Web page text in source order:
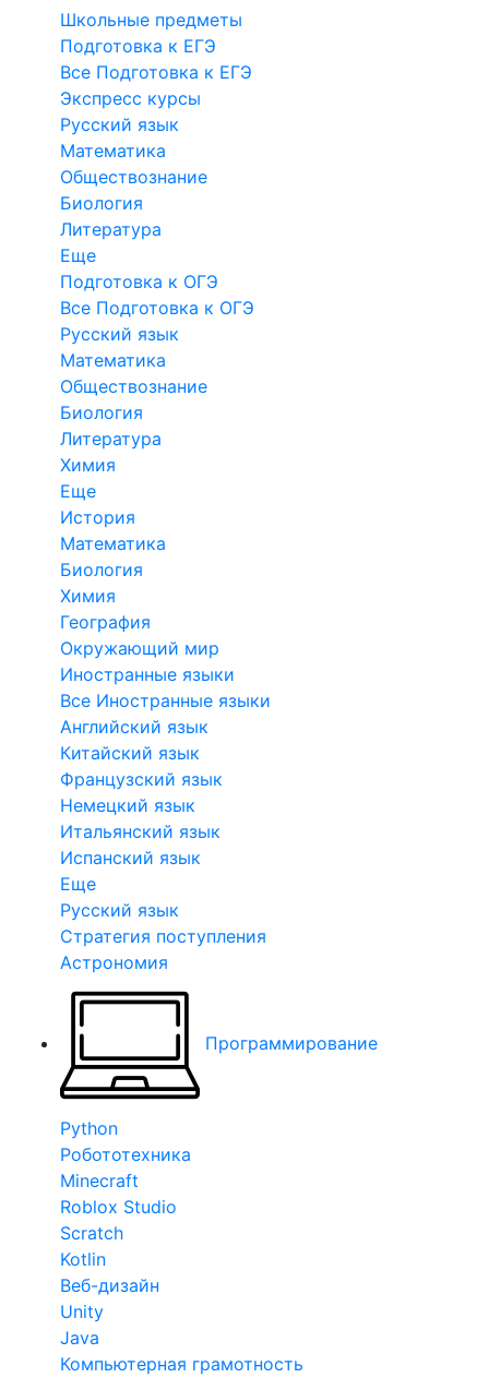
Школьные предметы
Подготовка к ЕГЭ
Все Подготовка к ЕГЭ
Экспресс курсы
Русский язык
Математика
Обществознание
Биология
Литература
Еще
Подготовка к ОГЭ
Все Подготовка к ОГЭ
Русский язык
Математика
Обществознание
Биология
Литература
Химия
Еще
История
Математика
Биология
Химия
География
Окружающий мир
Иностранные языки
Все Иностранные языки
Английский язык
Китайский язык
Французский язык
Немецкий язык
Итальянский язык
Испанский язык
Еще
Русский язык
Стратегия поступления
Астрономия
Программирование
Python
Робототехника
Minecraft
Roblox Studio
Scratch
Kotlin
Веб-дизайн
Unity
Java
Компьютерная грамотность